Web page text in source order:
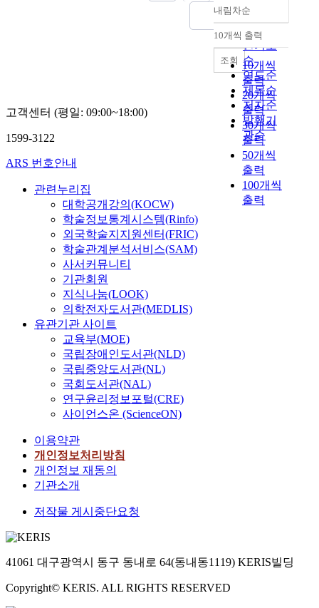
정확도
순
인기도
순
연도순
제목순
저자순
발행기
관순
내림차순
내림차순
10개씩 출력
10개씩
출력
20개씩
출력
30개씩
출력
50개씩
출력
100개씩
출력
조회
고객센터 (평일: 09:00~18:00)
1599-3122
ARS 번호안내
관련누리집
대학공개강의(KOCW)
학술정보통계시스템(Rinfo)
외국학술지지원센터(FRIC)
학술관계분석서비스(SAM)
사서커뮤니티
기관회원
지식나눔(LOOK)
의학전자도서관(MEDLIS)
유관기관 사이트
교육부(MOE)
국립장애인도서관(NLD)
국립중앙도서관(NL)
국회도서관(NAL)
연구윤리정보포털(CRE)
사이언스온 (ScienceON)
이용약관
개인정보처리방침
개인정보 재동의
기관소개
저작물 게시중단요청
41061 대구광역시 동구 동내로 64(동내동1119) KERIS빌딩
Copyright© KERIS. ALL RIGHTS RESERVED